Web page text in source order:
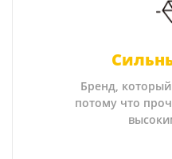
Бренд,
потому что